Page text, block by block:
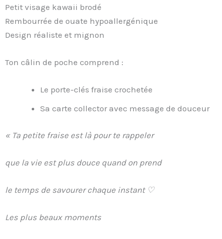
Petit visage kawaii brodé
Rembourrée de ouate hypoallergénique
Design réaliste et mignon
Ton câlin de poche comprend :
Le porte-clés fraise crochetée
Sa carte collector avec message de douceur
« Ta petite fraise est là pour te rappeler
que la vie est plus douce quand on prend
le temps de savourer chaque instant ♡
Les plus beaux moments